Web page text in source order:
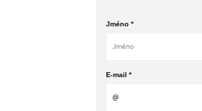
Jméno *
E-mail *